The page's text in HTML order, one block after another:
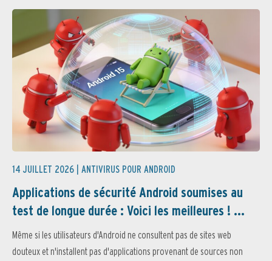
14 JUILLET 2026 | ANTIVIRUS POUR ANDROID
Applications de sécurité Android soumises au
test de longue durée : Voici les meilleures ! ...
Même si les utilisateurs d'Android ne consultent pas de sites web
douteux et n'installent pas d'applications provenant de sources non